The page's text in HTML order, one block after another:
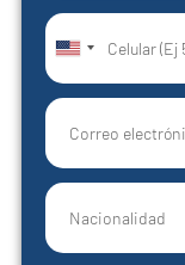
United
States
+1